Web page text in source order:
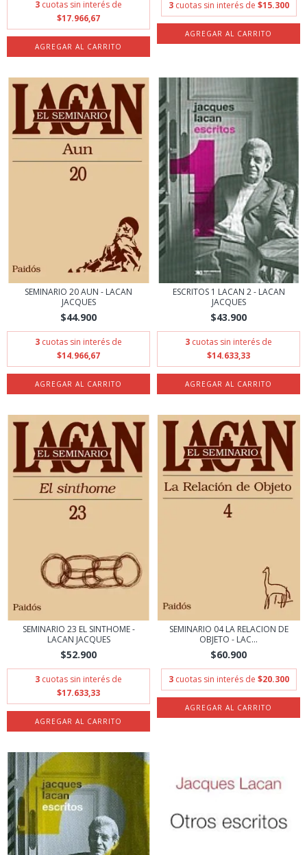
3 cuotas sin interés de
$17.966,67
3 cuotas sin interés de $15.300
SEMINARIO 20 AUN - LACAN
JACQUES
$44.900
3 cuotas sin interés de
$14.966,67
ESCRITOS 1 LACAN 2 - LACAN
JACQUES
$43.900
3 cuotas sin interés de
$14.633,33
SEMINARIO 23 EL SINTHOME -
LACAN JACQUES
$52.900
3 cuotas sin interés de
$17.633,33
SEMINARIO 04 LA RELACION DE
OBJETO - LAC...
$60.900
3 cuotas sin interés de $20.300